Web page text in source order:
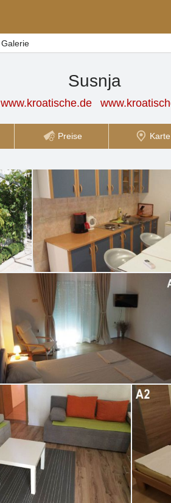
Galerie
Susnja
www.kroatische.de
Preise Karte